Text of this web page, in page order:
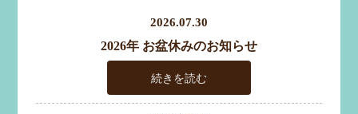
2026.07.30
2026年 お盆休みのお知らせ
続きを読む